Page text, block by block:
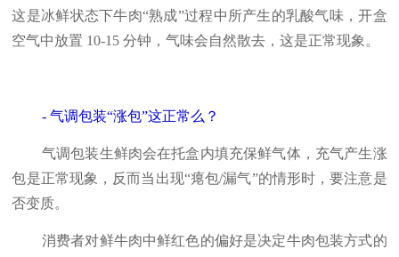
这是冰鲜状态下牛肉“熟成”过程中所产生的乳酸气味，开盒
空气中放置 10-15 分钟，气味会自然散去，这是正常现象。
- 气调包装“涨包”这正常么？
气调包装生鲜肉会在托盒内填充保鲜气体，充气产生涨
包是正常现象，反而当出现“瘪包/漏气”的情形时，要注意是
否变质。
消费者对鲜牛肉中鲜红色的偏好是决定牛肉包装方式的